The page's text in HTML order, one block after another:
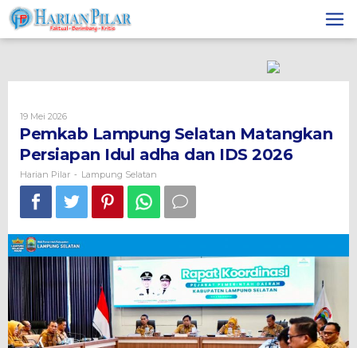
Skip
to
content
19 Mei 2026Oleh
Harian
Pilar
Pemkab Lampung Selatan Matangkan
Persiapan Idul adha dan IDS 2026
Harian Pilar - Lampung Selatan